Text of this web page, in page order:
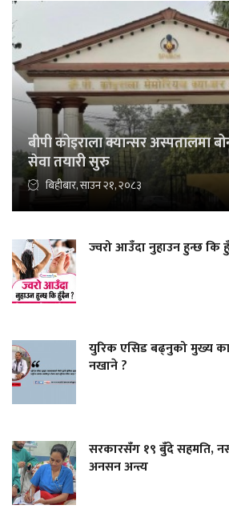
बीपी कोइराला क्यान्सर अस्पतालमा
सेवा तयारी सुरु
बिहीबार, साउन २१, २०८३
ज्वरो आउँदा नुहाउन हुन्छ कि
युरिक एसिड बढ्नुको मुख्य
नखाने ?
सरकारसँग १९ बुँदे सहमति,
अनसन अन्त्य